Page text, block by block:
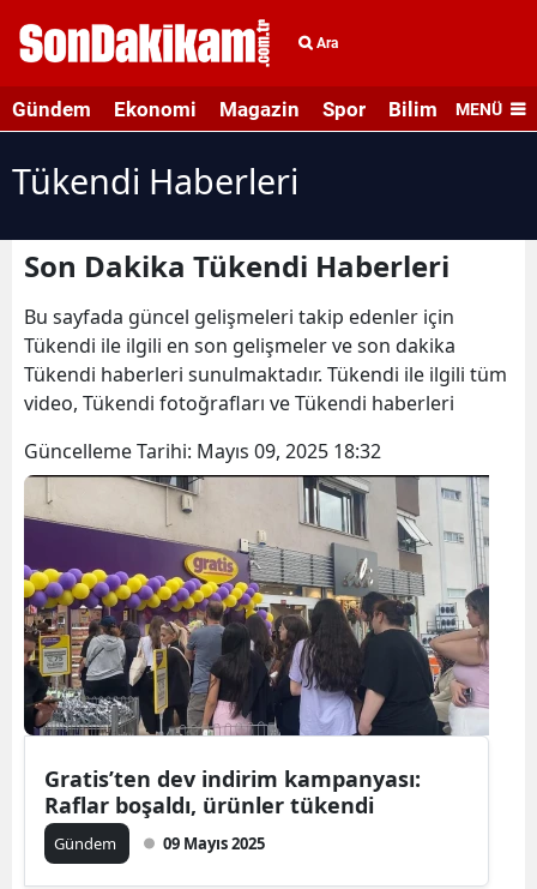
Ara
Gündem Ekonomi Magazin Spor Bilim veMENÜ
Tükendi Haberleri
Son Dakika Tükendi Haberleri
Bu sayfada güncel gelişmeleri takip edenler için
Tükendi ile ilgili en son gelişmeler ve son dakika
Tükendi haberleri sunulmaktadır. Tükendi ile ilgili tüm
video, Tükendi fotoğrafları ve Tükendi haberleri
Güncelleme Tarihi: Mayıs 09, 2025 18:32
Gratis’ten dev indirim kampanyası:
Raflar boşaldı, ürünler tükendi
Gündem 09 Mayıs 2025